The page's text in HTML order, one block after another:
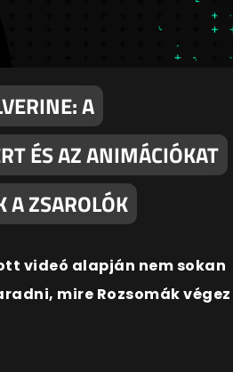
A
ÉS AZ ANIMÁCIÓKAT
A ZSAROLÓK
videó alapján nem sokan
mire Rozsomák végez